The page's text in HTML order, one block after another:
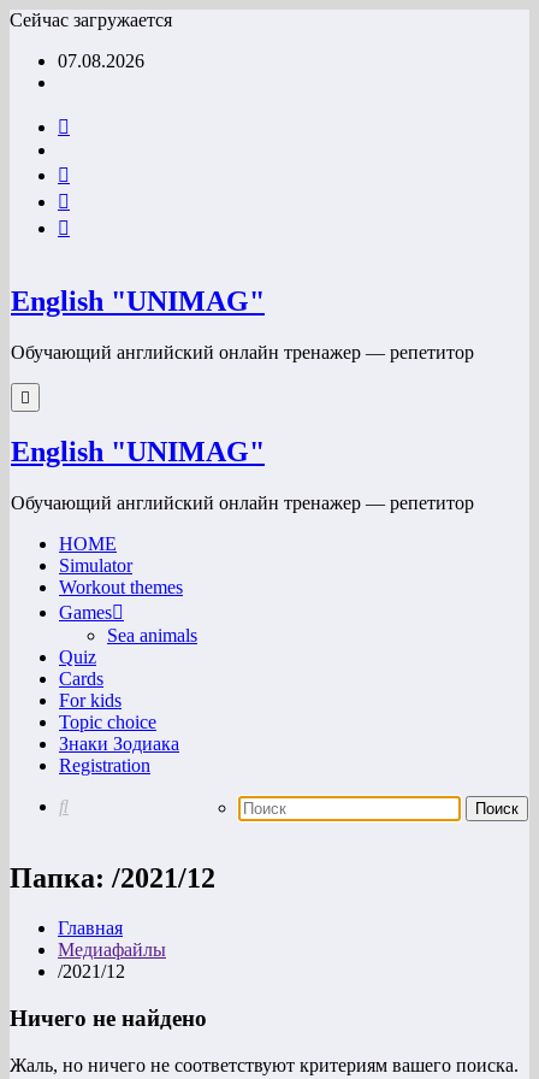
Перейти
содержимому
Сейчас загружается
07.08.2026
English "UNIMAG"
Обучающий английский онлайн тренажер — репетитор
English "UNIMAG"
Обучающий английский онлайн тренажер — репетитор
HOME
Simulator
Workout themes
Games
Sea animals
Quiz
Cards
For kids
Topic choice
Знаки Зодиака
Registration
Папка: /2021/12
Главная
Медиафайлы
/2021/12
Ничего не найдено
Жаль, но ничего не соответствуют критериям вашего поиска.